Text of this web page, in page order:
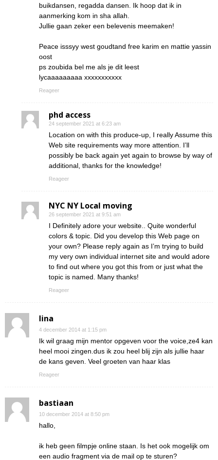
buikdansen, regadda dansen. Ik hoop dat ik in
aanmerking kom in sha allah.
Jullie gaan zeker een belevenis meemaken!
Peace isssyy west goudtand free karim en mattie yassin
oost
ps zoubida bel me als je dit leest
lycaaaaaaaaa xxxxxxxxxxx
Reageer
phd access
24 september 2021 at 6:23 am
Location on with this produce-up, I really Assume this
Web site requirements way more attention. I’ll
possibly be back again yet again to browse by way of
additional, thanks for the knowledge!
Reageer
NYC NY Local moving
26 september 2021 at 9:51 am
I Definitely adore your website.. Quite wonderful
colors & topic. Did you develop this Web page on
your own? Please reply again as I’m trying to build
my very own individual internet site and would adore
to find out where you got this from or just what the
topic is named. Many thanks!
Reageer
lina
4 december 2014 at 1:15 pm
Ik wil graag mijn mentor opgeven voor the voice,ze4 kan
heel mooi zingen.dus ik zou heel blij zijn als jullie haar
de kans geven. Veel groeten van haar klas
Reageer
bastiaan
10 december 2014 at 8:50 pm
hallo,
ik heb geen filmpje online staan. Is het ook mogelijk om
een audio fragment via de mail op te sturen?